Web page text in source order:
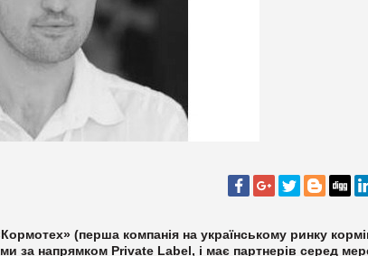
(перша компанія на українському ринку
за напрямком Private Label, і має партнерів серед